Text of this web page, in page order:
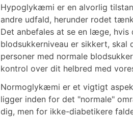
Hypoglykæmi er en alvorlig
andre udfald, herunder rodet
Det anbefales at se en læge,
blodsukkerniveau er sikkert,
personer med normale
kontrol over dit helbred med
Normoglykæmi er et vigtigt
ligger inden for det "normale"
dig, men for ikke-diabetikere